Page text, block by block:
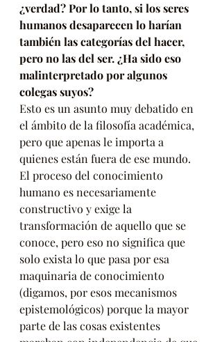
¿verdad? Por lo tanto, si los seres
humanos desaparecen lo harían
también las categorías del hacer,
pero no las del ser. ¿Ha sido eso
malinterpretado por algunos
colegas suyos?
Esto es un asunto muy debatido en
el ámbito de la filosofía académica,
pero que apenas le importa a
quienes están fuera de ese mundo.
El proceso del conocimiento
humano es necesariamente
constructivo y exige la
transformación de aquello que se
conoce, pero eso no significa que
solo exista lo que pasa por esa
maquinaria de conocimiento
(digamos, por esos mecanismos
epistemológicos) porque la mayor
parte de las cosas existentes